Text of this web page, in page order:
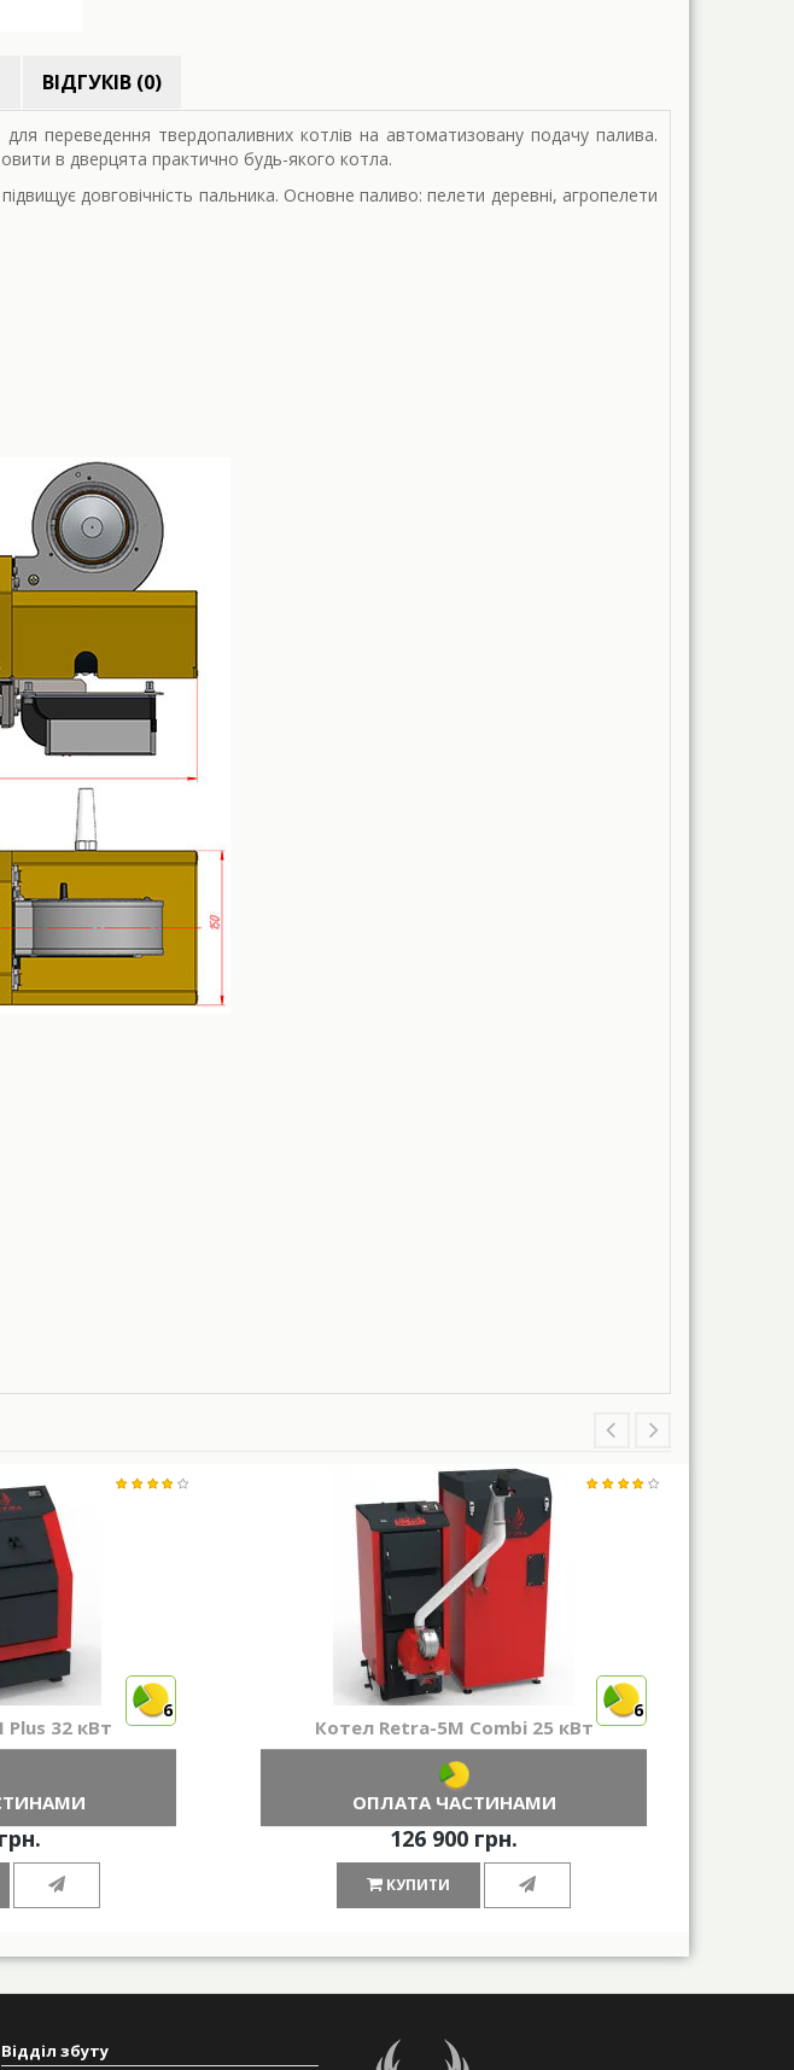
ВІДГУКІВ (0)
переведення твердопаливних котлів на автоматизовану подачу палива.
в дверцята практично будь-якого котла.
довговічність пальника. Основне паливо: пелети деревні, агропелети
6
32 кВт
6
Котел Retra-5М Combi 25 кВт
ОПЛАТА ЧАСТИНАМИ
126 900 грн.
КУПИТИ
Відділ збуту